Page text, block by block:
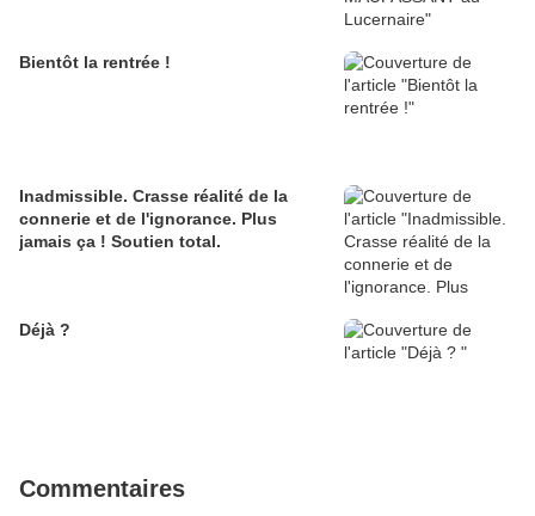
Bientôt la rentrée !
Inadmissible. Crasse réalité de la
connerie et de l'ignorance. Plus
jamais ça ! Soutien total.
Déjà ?
Commentaires